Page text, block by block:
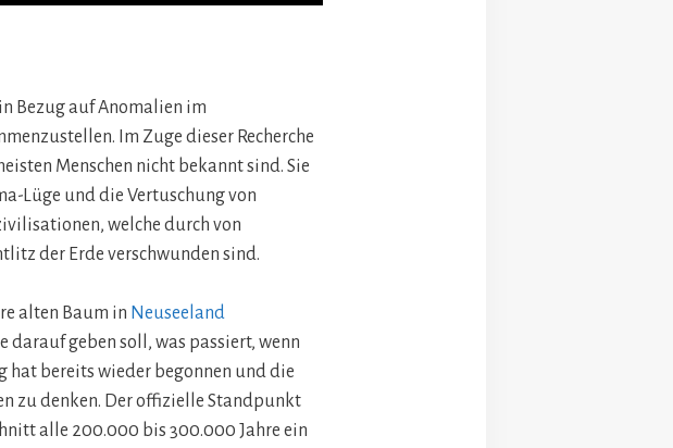
Bezug auf Anomalien im
Im Zuge dieser Recherche
Menschen nicht bekannt sind. Sie
Lüge und die Vertuschung von
welche durch von
der Erde verschwunden sind.
alten Baum in Neuseeland
geben soll, was passiert, wenn
hat bereits wieder begonnen und die
zu denken. Der offizielle Standpunkt
alle 200.000 bis 300.000 Jahre ein